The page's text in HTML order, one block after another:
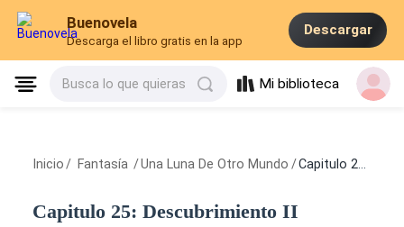
Buenovela
Descarga el libro gratis en la app
Descargar
Busca lo que quieras Mi biblioteca
Inicio / Fantasía /Una Luna De Otro Mundo /Capitulo 25: Descubrimiento II
Capitulo 25: Descubrimiento II